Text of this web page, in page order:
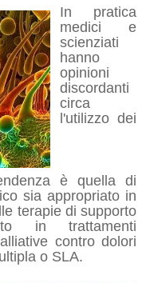
In pratica
medici e
scienziati
hanno
opinioni
discordanti
circa
l'utilizzo dei
è quella di
sia appropriato in
terapie di supporto
in trattamenti
contro dolori
o SLA.